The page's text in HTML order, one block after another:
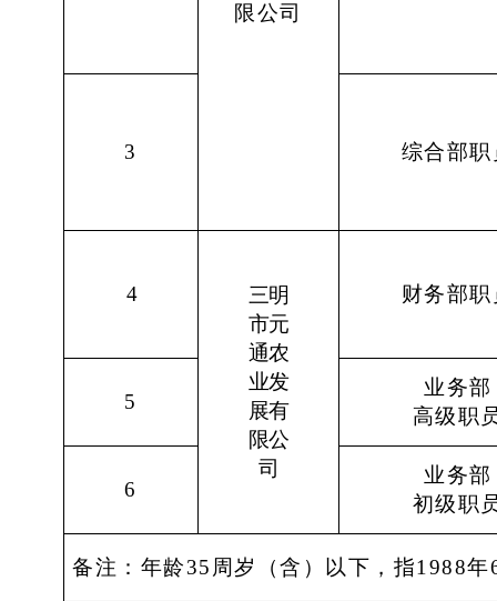
限公司
3 综合部职
4
三明
市元
通农
业发
展有
限公
司
财务部职
5
业务部
高级职
6
业务部
初级职
备注： 年龄35周岁（含）以下，指1988